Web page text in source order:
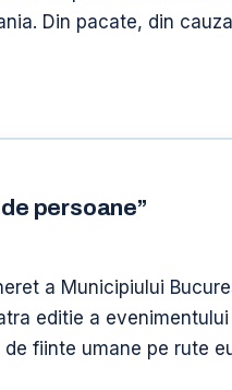
Din pacate, din
persoane”
a Municipiului
editie a
fiinte umane pe rute